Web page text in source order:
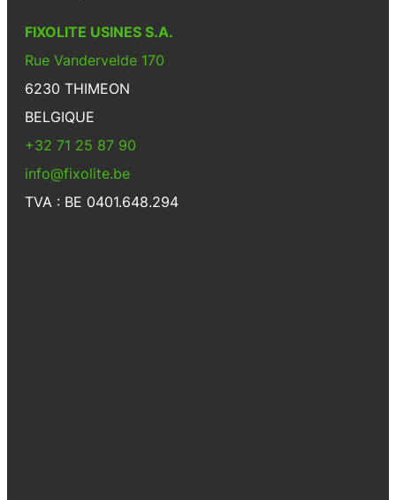
FIXOLITE USINES S.A.
Rue Vandervelde 170
6230 THIMEON
BELGIQUE
+32 71 25 87 90
info@fixolite.be
TVA : BE 0401.648.294